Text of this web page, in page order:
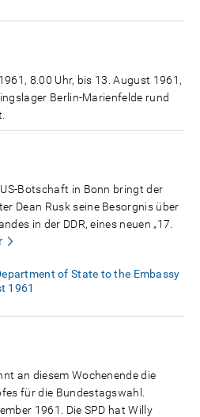
8.00 Uhr, bis 13. August 1961,
Berlin-Marienfelde rund
Botschaft in Bonn bringt der
Dean Rusk seine Besorgnis über
in der DDR, eines neuen „17.
of State to the Embassy
1961
an diesem Wochenende die
für die Bundestagswahl.
1961. Die SPD hat Willy